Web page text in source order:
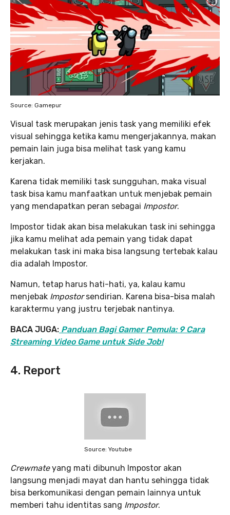
Source: Gamepur
Visual task merupakan jenis task yang memiliki efek
visual sehingga ketika kamu mengerjakannya, makan
pemain lain juga bisa melihat task yang kamu
kerjakan.
Karena tidak memiliki task sungguhan, maka visual
task bisa kamu manfaatkan untuk menjebak pemain
yang mendapatkan peran sebagai Impostor.
Impostor tidak akan bisa melakukan task ini sehingga
jika kamu melihat ada pemain yang tidak dapat
melakukan task ini maka bisa langsung tertebak kalau
dia adalah Impostor.
Namun, tetap harus hati-hati, ya, kalau kamu
menjebak Impostorsendirian. Karena bisa-bisa malah
karaktermu yang justru terjebak nantinya.
BACA JUGA: Panduan Bagi Gamer Pemula: 9 Cara
Streaming Video Game untuk Side Job!
4. Report
Source: Youtube
Crewmateyang mati dibunuh Impostor akan
langsung menjadi mayat dan hantu sehingga tidak
bisa berkomunikasi dengan pemain lainnya untuk
memberi tahu identitas sang Impostor.